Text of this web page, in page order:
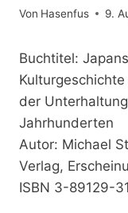
Von Hasenfus 9.
Buchtitel:
der
Jahrhunderten
Autor: Michael
Verlag,
ISBN 3-89129-